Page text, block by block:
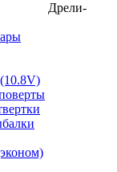
Дрели-